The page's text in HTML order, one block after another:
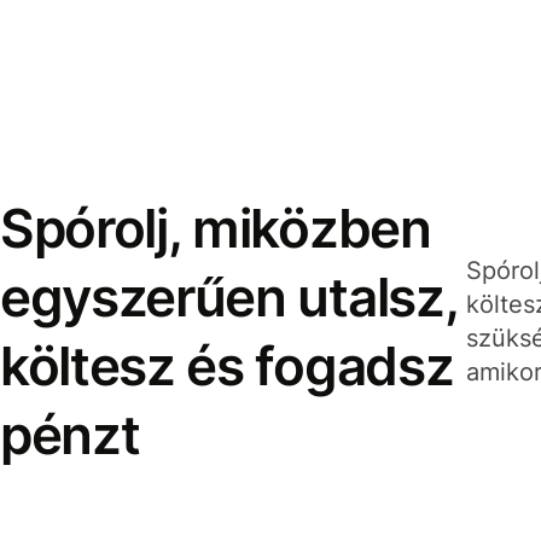
Spórolj, miközben
egyszerűen utalsz,
költesz és fogadsz
pénzt